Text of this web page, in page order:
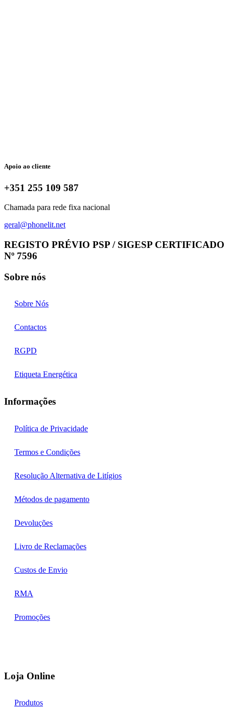
Apoio ao cliente
+351 255 109 587
Chamada para rede fixa nacional
geral@phonelit.net
REGISTO PRÉVIO PSP / SIGESP CERTIFICADO
Nº 7596
Sobre nós
Sobre Nós
Contactos
RGPD
Etiqueta Energética
Informações
Política de Privacidade
Termos e Condições
Resolução Alternativa de Litígios
Métodos de pagamento
Devoluções
Livro de Reclamações
Custos de Envio
RMA
Promoções
Loja Online
Produtos